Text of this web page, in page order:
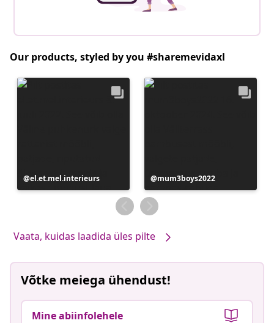
Our products, styled by you #sharemevidaxl
Postitus
avaldatud
el.et.mel.interieurs
Postitus
avaldatud
mum3boys2022
Vaata, kuidas laadida üles pilte
Võtke meiega ühendust!
Mine abiinfolehele